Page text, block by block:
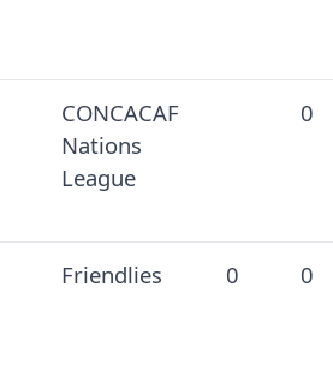
CONCACAF
Nations
League
0
Friendlies 0 0